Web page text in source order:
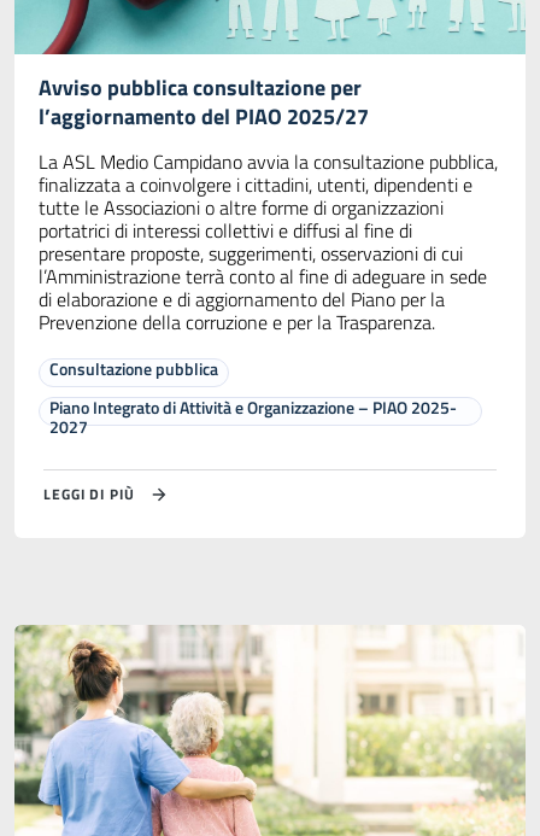
Avviso pubblica consultazione per
l’aggiornamento del PIAO 2025/27
La ASL Medio Campidano avvia la consultazione pubblica,
finalizzata a coinvolgere i cittadini, utenti, dipendenti e
tutte le Associazioni o altre forme di organizzazioni
portatrici di interessi collettivi e diffusi al fine di
presentare proposte, suggerimenti, osservazioni di cui
l’Amministrazione terrà conto al fine di adeguare in sede
di elaborazione e di aggiornamento del Piano per la
Prevenzione della corruzione e per la Trasparenza.
Consultazione pubblica
Piano Integrato di Attività e Organizzazione – PIAO 2025-
2027
LEGGI DI PIÙ